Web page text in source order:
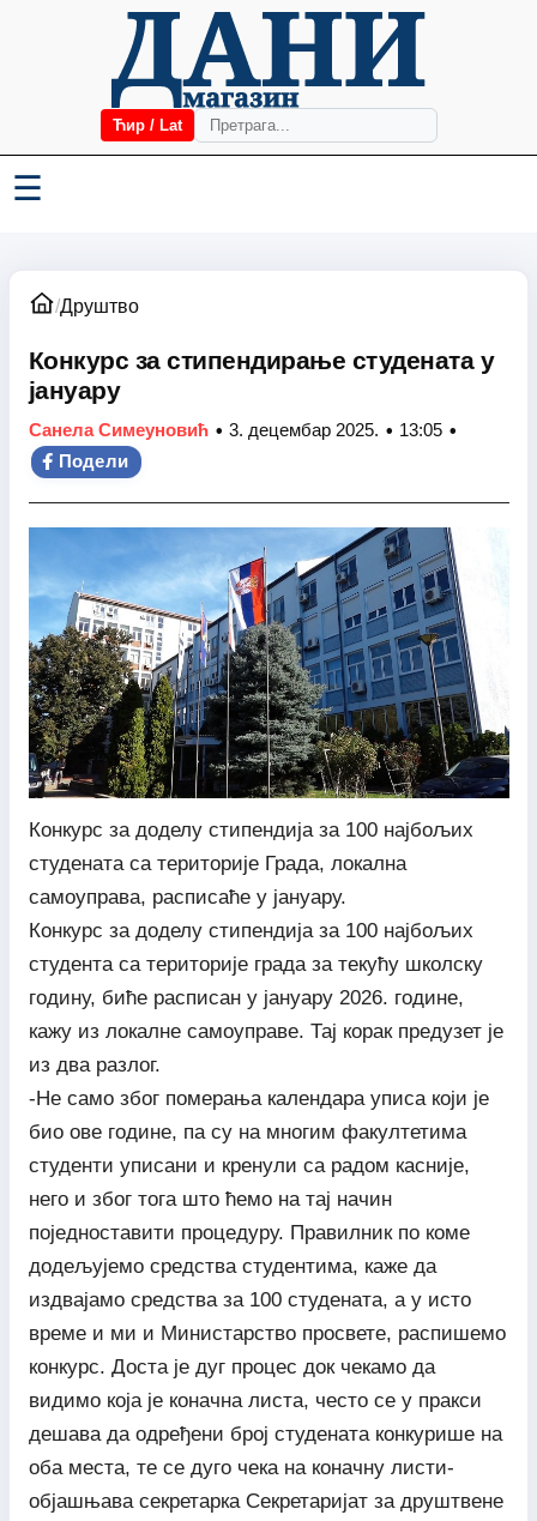
Ћир / Lat
☰
/Друштво
Конкурс за стипендирање студената у
јануару
Санела Симеуновић • 3. децембар 2025. • 13:05 •
Подели
Конкурс за доделу стипендија за 100 најбољих
студената са територије Града, локална
самоуправа, расписаће у јануару.
Конкурс за доделу стипендија за 100 најбољих
студента са територије града за текућу школску
годину, биће расписан у јануару 2026. године,
кажу из локалне самоуправе. Тај корак предузет је
из два разлог.
-Не само због померања календара уписа који је
био ове године, па су на многим факултетима
студенти уписани и кренули са радом касније,
него и због тога што ћемо на тај начин
поједноставити процедуру. Правилник по коме
додељујемо средства студентима, каже да
издвајамо средства за 100 студената, а у исто
време и ми и Министарство просвете, распишемо
конкурс. Доста је дуг процес док чекамо да
видимо која је коначна листа, често се у пракси
дешава да одређени број студената конкурише на
оба места, те се дуго чека на коначну листи-
објашњава секретарка Секретаријат за друштвене